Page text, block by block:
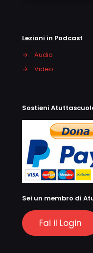
Lezioni in Podcast
→
Audio
→
Video
Sostieni
Sei un membro di
Fai il Login